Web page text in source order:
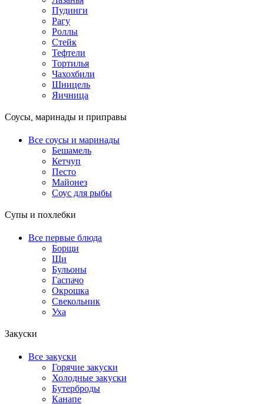
Пудинги
Рагу
Роллы
Стейк
Тефтели
Тортилья
Чахохбили
Шницель
Яичница
Соусы, маринады и приправы
Все соусы и маринады
Бешамель
Кетчуп
Песто
Майонез
Соус для рыбы
Супы и похлебки
Все первые блюда
Борщи
Щи
Бульоны
Гаспачо
Окрошка
Свекольник
Уха
Закуски
Все закуски
Горячие закуски
Холодные закуски
Бутерброды
Канапе